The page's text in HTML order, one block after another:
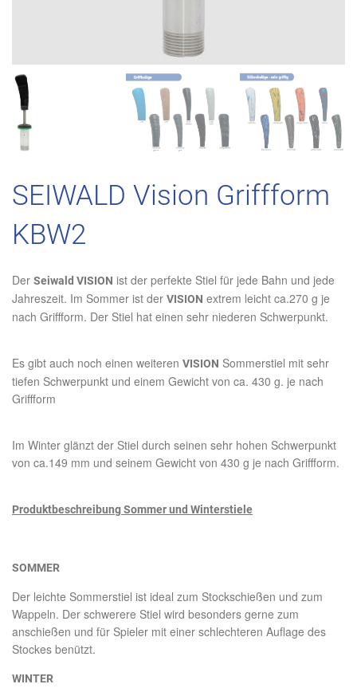
SEIWALD Vision Griffform
KBW2
Der Seiwald VISION ist der perfekte Stiel für jede Bahn und jede
Jahreszeit. Im Sommer ist der VISION extrem leicht ca.270 g je
nach Griffform. Der Stiel hat einen sehr niederen Schwerpunkt.
Es gibt auch noch einen weiteren VISION Sommerstiel mit sehr
tiefen Schwerpunkt und einem Gewicht von ca. 430 g. je nach
Griffform
Im Winter glänzt der Stiel durch seinen sehr hohen Schwerpunkt
von ca.149 mm und seinem Gewicht von 430 g je nach Griffform.
Produktbeschreibung Sommer und Winterstiele
SOMMER
Der leichte Sommerstiel ist ideal zum Stockschießen und zum
Wappeln. Der schwerere Stiel wird besonders gerne zum
anschießen und für Spieler mit einer schlechteren Auflage des
Stockes benützt.
WINTER